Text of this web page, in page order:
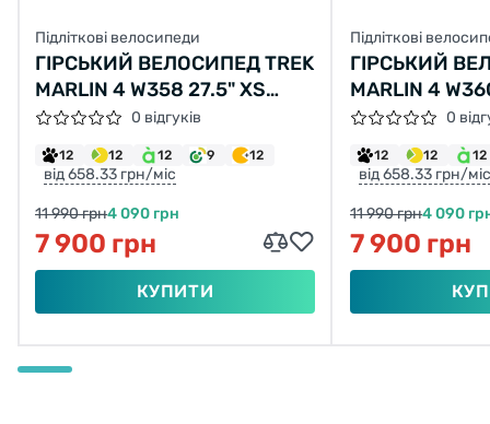
Підліткові велосипеди
ГІРСЬКИЙ ВЕЛОСИПЕД TREK
MARLIN 4 W358 27.5" XS
ЧОРНИЙ З ЧЕРВОНИМ Б/В
0 відгуків
12 12 12 9 12
від 658.33 грн/міс
11 990 грн4 090 грн
7 900 грн
КУПИТИ
Підліткові
ГІРСЬКИЙ
MARLIN 4
ЧОРНИЙ З0
12 12 12
від 658.33 грн/міс
11 990 грн4 090
7 900 грн